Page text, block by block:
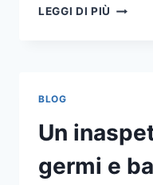
LEGGI DI PIÙ COME
BLOG
Un
germi e